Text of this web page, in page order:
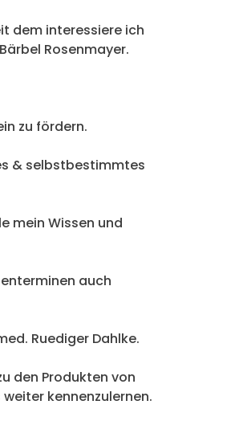
dem interessiere ich
Rosenmayer.
zu fördern.
& selbstbestimmtes
mein Wissen und
auch
Ruediger Dahlke.
den Produkten von
kennenzulernen.